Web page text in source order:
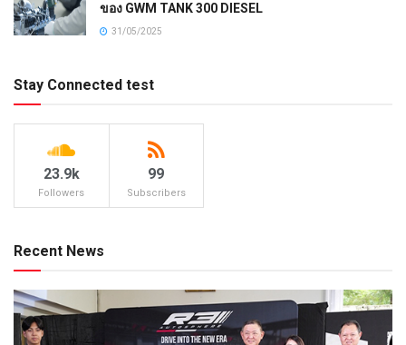
ของ GWM TANK 300 DIESEL
31/05/2025
Stay Connected test
23.9k
Followers
99
Subscribers
Recent News